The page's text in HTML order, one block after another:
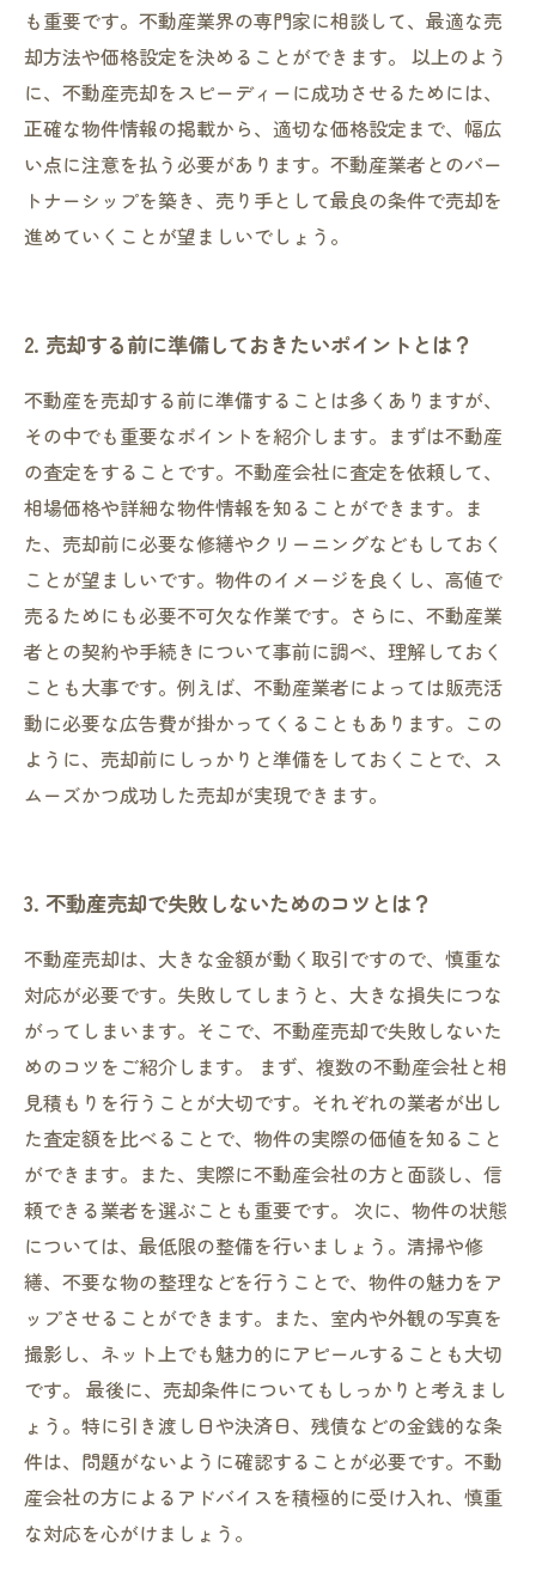
も重要です。不動産業界の専門家に相談して、最適な売
却方法や価格設定を決めることができます。 以上のよう
に、不動産売却をスピーディーに成功させるためには、
正確な物件情報の掲載から、適切な価格設定まで、幅広
い点に注意を払う必要があります。不動産業者とのパー
トナーシップを築き、売り手として最良の条件で売却を
進めていくことが望ましいでしょう。
2. 売却する前に準備しておきたいポイントとは？
不動産を売却する前に準備することは多くありますが、
その中でも重要なポイントを紹介します。まずは不動産
の査定をすることです。不動産会社に査定を依頼して、
相場価格や詳細な物件情報を知ることができます。ま
た、売却前に必要な修繕やクリーニングなどもしておく
ことが望ましいです。物件のイメージを良くし、高値で
売るためにも必要不可欠な作業です。さらに、不動産業
者との契約や手続きについて事前に調べ、理解しておく
ことも大事です。例えば、不動産業者によっては販売活
動に必要な広告費が掛かってくることもあります。この
ように、売却前にしっかりと準備をしておくことで、ス
ムーズかつ成功した売却が実現できます。
3. 不動産売却で失敗しないためのコツとは？
不動産売却は、大きな金額が動く取引ですので、慎重な
対応が必要です。失敗してしまうと、大きな損失につな
がってしまいます。そこで、不動産売却で失敗しないた
めのコツをご紹介します。 まず、複数の不動産会社と相
見積もりを行うことが大切です。それぞれの業者が出し
た査定額を比べることで、物件の実際の価値を知ること
ができます。また、実際に不動産会社の方と面談し、信
頼できる業者を選ぶことも重要です。 次に、物件の状態
については、最低限の整備を行いましょう。清掃や修
繕、不要な物の整理などを行うことで、物件の魅力をア
ップさせることができます。また、室内や外観の写真を
撮影し、ネット上でも魅力的にアピールすることも大切
です。 最後に、売却条件についてもしっかりと考えまし
ょう。特に引き渡し日や決済日、残債などの金銭的な条
件は、問題がないように確認することが必要です。不動
産会社の方によるアドバイスを積極的に受け入れ、慎重
な対応を心がけましょう。